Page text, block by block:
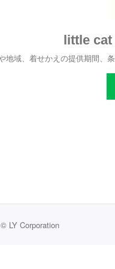
little cat
地域、着せかえの提供期間、
© LY Corporation